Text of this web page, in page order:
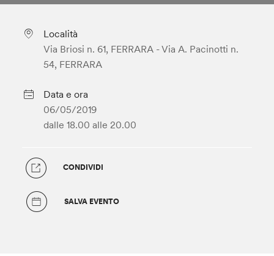
Località
Via Briosi n. 61, FERRARA - Via A. Pacinotti n.
54, FERRARA
Data e ora
06/05/2019
dalle 18.00 alle 20.00
CONDIVIDI
SALVA EVENTO